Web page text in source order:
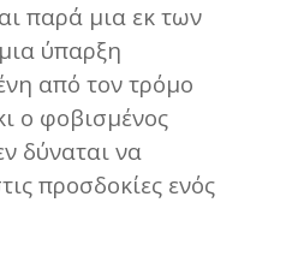
παρά μια εκ των
ύπαρξη
από τον τρόμο
ο φοβισμένος
δύναται να
προσδοκίες ενός